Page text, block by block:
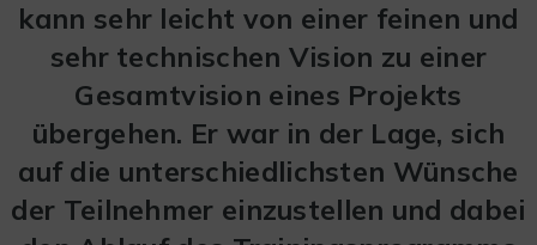
kann sehr leicht von einer feinen und
sehr technischen Vision zu einer
Gesamtvision eines Projekts
übergehen. Er war in der Lage, sich
auf die unterschiedlichsten Wünsche
der Teilnehmer einzustellen und dabei
die uns die Schulung gab, war sehr
deutlich. Ich empfehle dieses Training.